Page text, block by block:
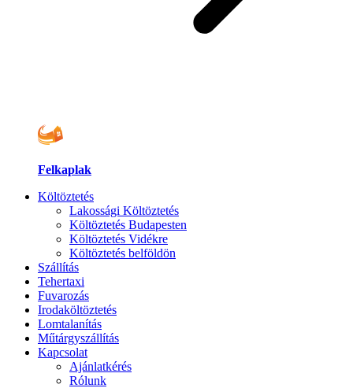
Felkaplak
Költöztetés
Lakossági Költöztetés
Költöztetés Budapesten
Költöztetés Vidékre
Költöztetés belföldön
Szállítás
Tehertaxi
Fuvarozás
Irodaköltöztetés
Lomtalanítás
Műtárgyszállítás
Kapcsolat
Ajánlatkérés
Rólunk